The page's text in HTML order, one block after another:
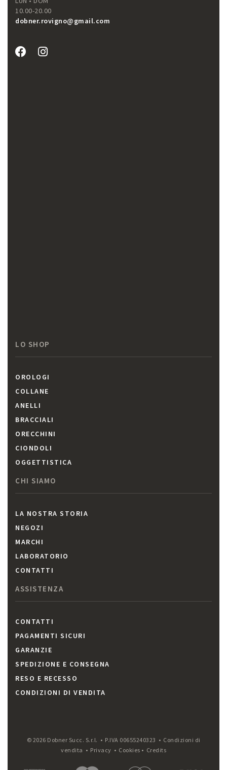
10.00-20.00
dobner.rovigno@gmail.com
LO SHOP
OROLOGI
COLLANE
ANELLI
BRACCIALI
ORECCHINI
CIONDOLI
OGGETTISTICA
CHI SIAMO
LA NOSTRA STORIA
NEGOZI
MARCHI
LABORATORIO
CONTATTI
ASSISTENZA
CONTATTI
PAGAMENTI SICURI
GARANZIE
SPEDIZIONE E CONSEGNA
RESO E RECESSO
CONDIZIONI DI VENDITA
© 2026 Dobner Succ. S.r.l. • P.IVA 00655240323 • Condizioni di
vendita • Privacy • Cookies • Credits